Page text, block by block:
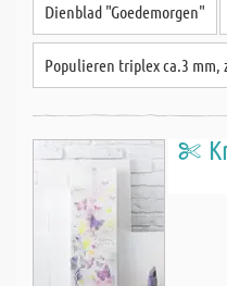
Dienblad "Goedemorgen"
Populieren triplex ca.3 mm,